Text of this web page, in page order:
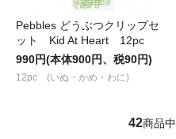
Pebbles どうぶつクリップセ
ット Kid At Heart 12pc
990円(本体900円、税90円)
12pc (いぬ・かめ・わに)
42商品中